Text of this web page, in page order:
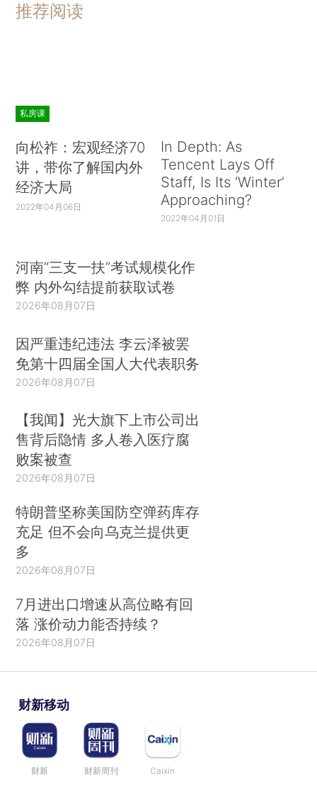
推荐阅读
私房课
向松祚：宏观经济70
讲，带你了解国内外
经济大局
2022年04月06日
In Depth: As
Tencent Lays Off
Staff, Is Its ‘Winter’
Approaching?
2022年04月01日
河南“三支一扶”考试规模化作
弊 内外勾结提前获取试卷
2026年08月07日
因严重违纪违法 李云泽被罢
免第十四届全国人大代表职务
2026年08月07日
【我闻】光大旗下上市公司出
售背后隐情 多人卷入医疗腐
败案被查
2026年08月07日
特朗普坚称美国防空弹药库存
充足 但不会向乌克兰提供更
多
2026年08月07日
7月进出口增速从高位略有回
落 涨价动力能否持续？
2026年08月07日
财新移动
财新 财新周刊 Caixin